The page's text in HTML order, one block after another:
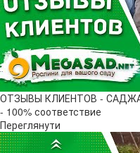
ОТЗЫВЫ КЛИЕНТОВ -
- 100% соответствие
Переглянути